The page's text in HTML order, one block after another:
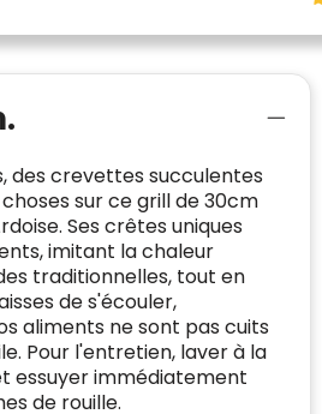
des crevettes succulentes
sur ce grill de 30cm
Ses crêtes uniques
imitant la chaleur
traditionnelles, tout en
de s'écouler,
aliments ne sont pas cuits
Pour l'entretien, laver à la
essuyer immédiatement
de rouille.
geaccepteerd en
contactgegevens van de
479 88 00 36 Geverifieerd
Geverifieerd
Linkkado
websites voortdurend
geen probleem
op de zwarte lijst
certificaat
spamvrij
een hoog niveau
handhaven en
niveau van
kunnen Trustindex-
Zoekt u bij het winkelen